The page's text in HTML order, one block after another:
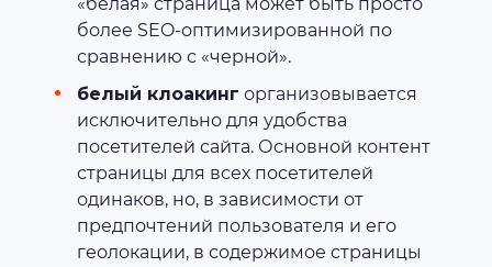
более SEO-оптимизированной по
сравнению с «черной».
белый клоакинг организовывается
исключительно для удобства
посетителей сайта. Основной контент
страницы для всех посетителей
одинаков, но, в зависимости от
предпочтений пользователя и его
геолокации, в содержимое страницы